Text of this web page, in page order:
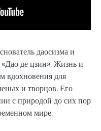
даосизма и
де цзин». Жизнь и
вдохновения для
и творцов. Его
с природой до сих пор
мире.